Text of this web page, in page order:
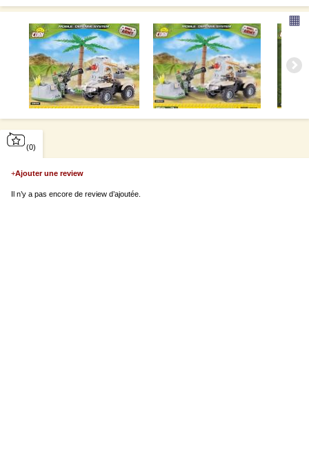
▦
(0)
+Ajouter une review
Il n’y a pas encore de review d’ajoutée.